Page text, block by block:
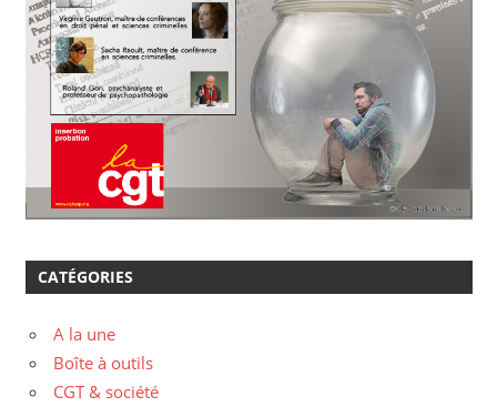
CATÉGORIES
A la une
Boîte à outils
CGT & société